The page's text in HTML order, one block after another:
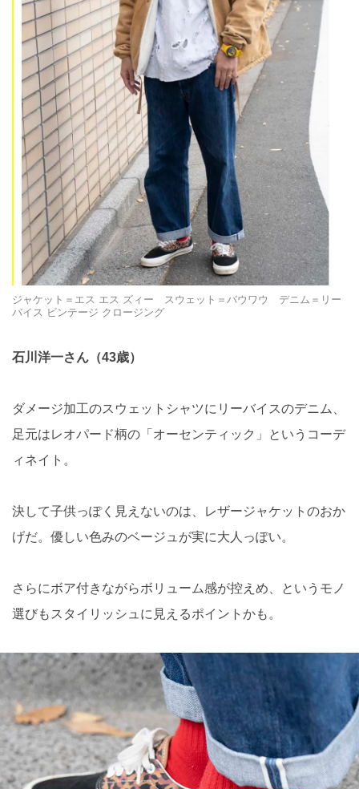
ジャケット＝エス エス ズィー スウェット＝バウワウ デニム＝リー
バイス ビンテージ クロージング
石川洋一さん（43歳）
ダメージ加工のスウェットシャツにリーバイスのデニム、
足元はレオパード柄の「オーセンティック」というコーデ
ィネイト。
決して子供っぽく見えないのは、レザージャケットのおか
げだ。優しい色みのベージュが実に大人っぽい。
さらにボア付きながらボリューム感が控えめ、というモノ
選びもスタイリッシュに見えるポイントかも。